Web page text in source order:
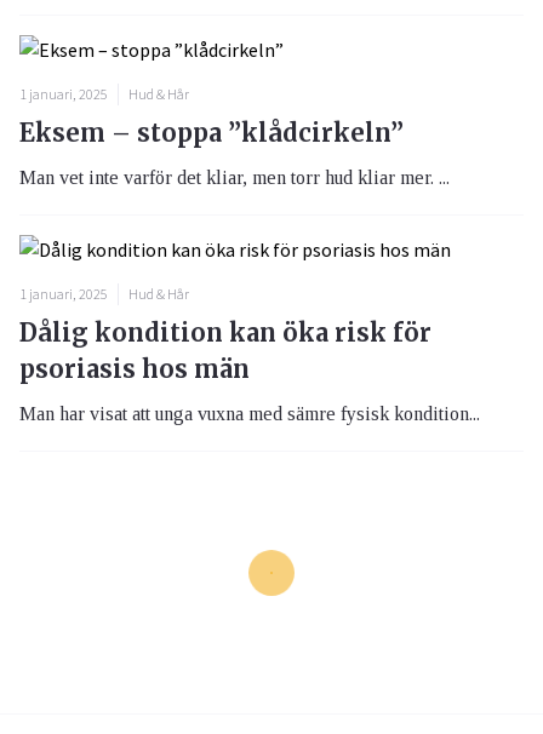
1 januari, 2025 Hud & Hår
Eksem – stoppa ”klådcirkeln”
Man vet inte varför det kliar, men torr hud kliar mer. ...
1 januari, 2025 Hud & Hår
Dålig kondition kan öka risk för
psoriasis hos män
Man har visat att unga vuxna med sämre fysisk kondition...